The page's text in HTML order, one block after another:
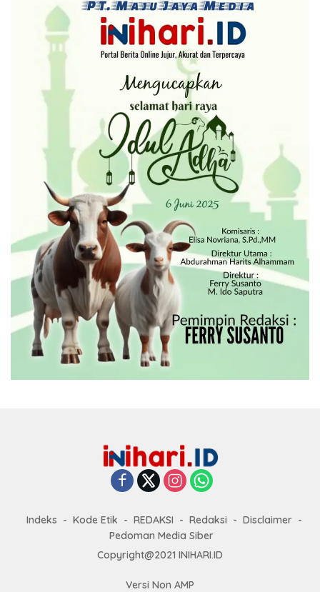
Indeks Kode Etik REDAKSI Redaksi
Disclaimer
Pedoman Media Siber
Copyright@2021 INIHARI.ID
Versi Non AMP